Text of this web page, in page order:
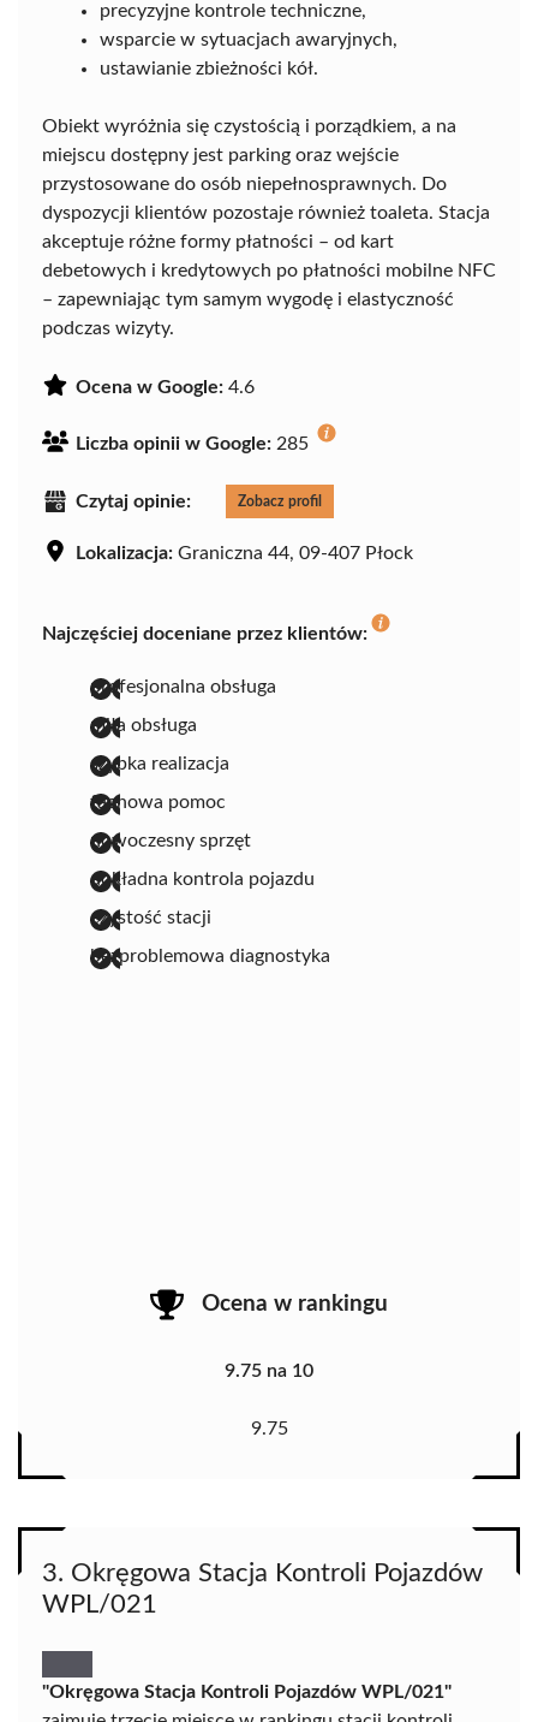
precyzyjne kontrole techniczne,
wsparcie w sytuacjach awaryjnych,
ustawianie zbieżności kół.
Obiekt wyróżnia się czystością i porządkiem, a na
miejscu dostępny jest parking oraz wejście
przystosowane do osób niepełnosprawnych. Do
dyspozycji klientów pozostaje również toaleta. Stacja
akceptuje różne formy płatności – od kart
debetowych i kredytowych po płatności mobilne NFC
– zapewniając tym samym wygodę i elastyczność
podczas wizyty.
Ocena w Google: 4.6
Liczba opinii w Google: 285
Czytaj opinie: Zobacz profil
Lokalizacja: Graniczna 44, 09-407 Płock
Najczęściej doceniane przez klientów:
profesjonalna obsługa
miła obsługa
szybka realizacja
fachowa pomoc
nowoczesny sprzęt
dokładna kontrola pojazdu
czystość stacji
bezproblemowa diagnostyka
Ocena w rankingu
9.75 na 10
9.75
3. Okręgowa Stacja Kontroli Pojazdów
WPL/021
"Okręgowa Stacja Kontroli Pojazdów WPL/021"